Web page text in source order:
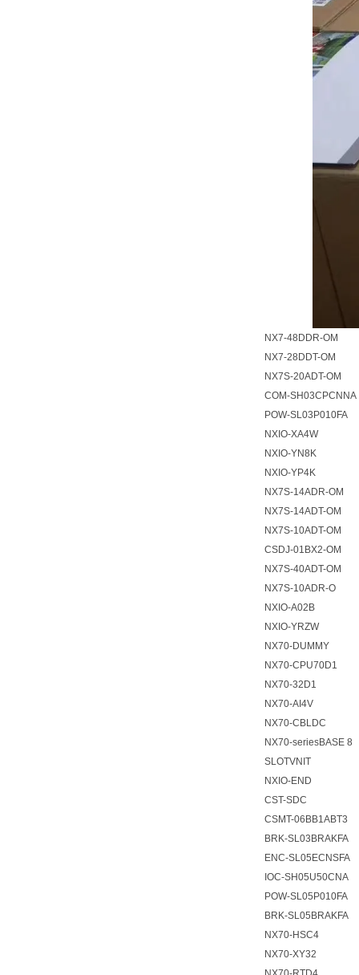
NX7-48DDR-OM
NX7-28DDT-OM
NX7S-20ADT-OM
COM-SH03CPCNNA
POW-SL03P010FA
NXIO-XA4W
NXIO-YN8K
NXIO-YP4K
NX7S-14ADR-OM
NX7S-14ADT-OM
NX7S-10ADT-OM
CSDJ-01BX2-OM
NX7S-40ADT-OM
NX7S-10ADR-O
NXIO-A02B
NXIO-YRZW
NX70-DUMMY
NX70-CPU70D1
NX70-32D1
NX70-AI4V
NX70-CBLDC
NX70-seriesBASE 8
SLOTVNIT
NXIO-END
CST-SDC
CSMT-06BB1ABT3
BRK-SL03BRAKFA
ENC-SL05ECNSFA
IOC-SH05U50CNA
POW-SL05P010FA
BRK-SL05BRAKFA
NX70-HSC4
NX70-XY32